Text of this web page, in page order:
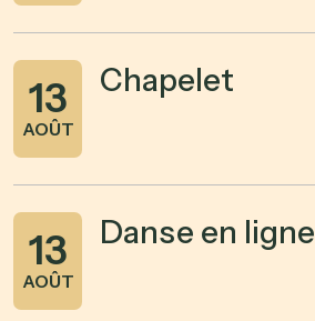
13
AOÛT
Chapelet
13
AOÛT
Danse en ligne